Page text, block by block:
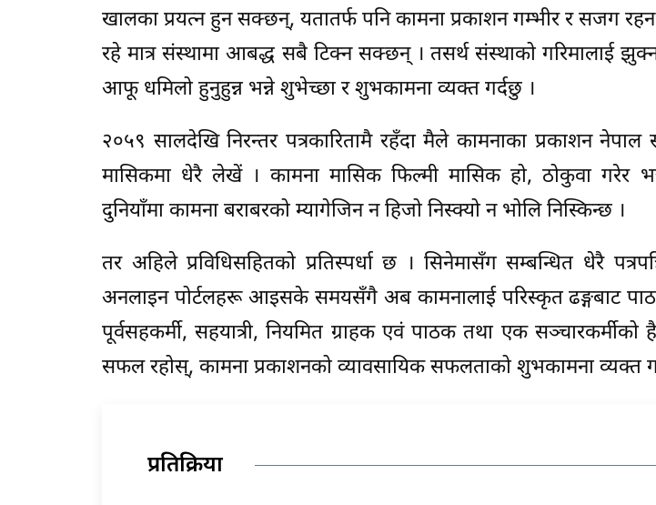
खालका प्रयत्न हुन सक्छन्, यतातर्फ पनि कामना प्रकाशन गम्भीर र सजग
रहे मात्र संस्थामा आबद्ध सबै टिक्न सक्छन् । तसर्थ संस्थाको गरिमालाई झुक्न
आफू धमिलो हुनुहुन्न भन्ने शुभेच्छा र शुभकामना व्यक्त गर्दछु ।
२०५९ सालदेखि निरन्तर पत्रकारितामै रहँदा मैले कामनाका प्रकाशन नेपाल
मासिकमा धेरै लेखें । कामना मासिक फिल्मी मासिक हो, ठोकुवा गरेर
दुनियाँमा कामना बराबरको म्यागेजिन न हिजो निस्क्यो न भोलि निस्किन्छ ।
तर अहिले प्रविधिसहितको प्रतिस्पर्धा छ । सिनेमासँग सम्बन्धित धेरै
अनलाइन पोर्टलहरू आइसके समयसँगै अब कामनालाई परिस्कृत ढङ्गबाट
पूर्वसहकर्मी, सहयात्री, नियमित ग्राहक एवं पाठक तथा एक
सफल रहोस्, कामना प्रकाशनको व्यावसायिक सफलताको शुभकामना व्यक्त
प्रतिक्रिया